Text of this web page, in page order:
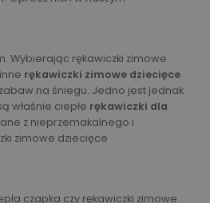
Wybierając rękawiczki zimowe
rękawiczki zimowe dziecięce
na śniegu. Jedno jest jednak
właśnie ciepłe rękawiczki dla
z nieprzemakalnego i
zimowe dziecięce
czapka czy rękawiczki zimowe